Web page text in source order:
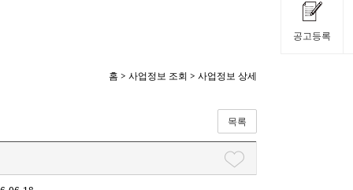
공고등록
홈 > 사업정보 조회 > 사업정보 상세
목록